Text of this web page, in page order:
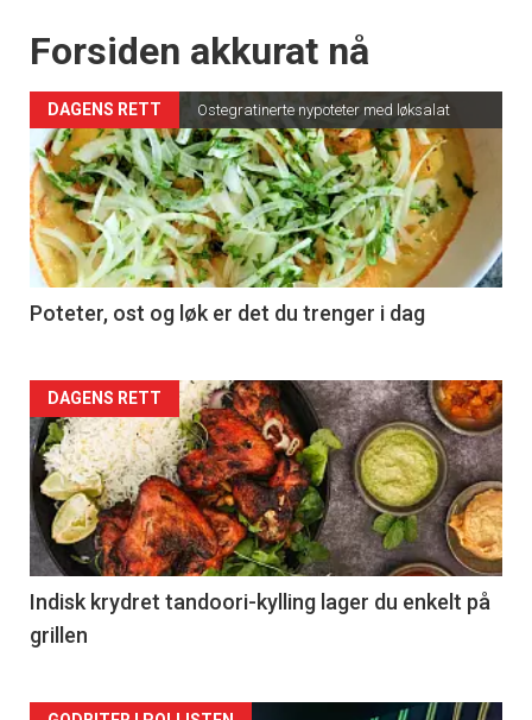
Forsiden akkurat nå
DAGENS RETT Ostegratinerte nypoteter med løksalat
Poteter, ost og løk er det du trenger i dag
Forsiden
akkurat
nå
-
2
DAGENS RETT
Indisk krydret tandoori-kylling lager du enkelt på
grillen